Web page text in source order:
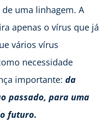
uma linhagem. A
apenas o vírus que já
vários vírus
necessidade
importante: da
passado, para uma
futuro.